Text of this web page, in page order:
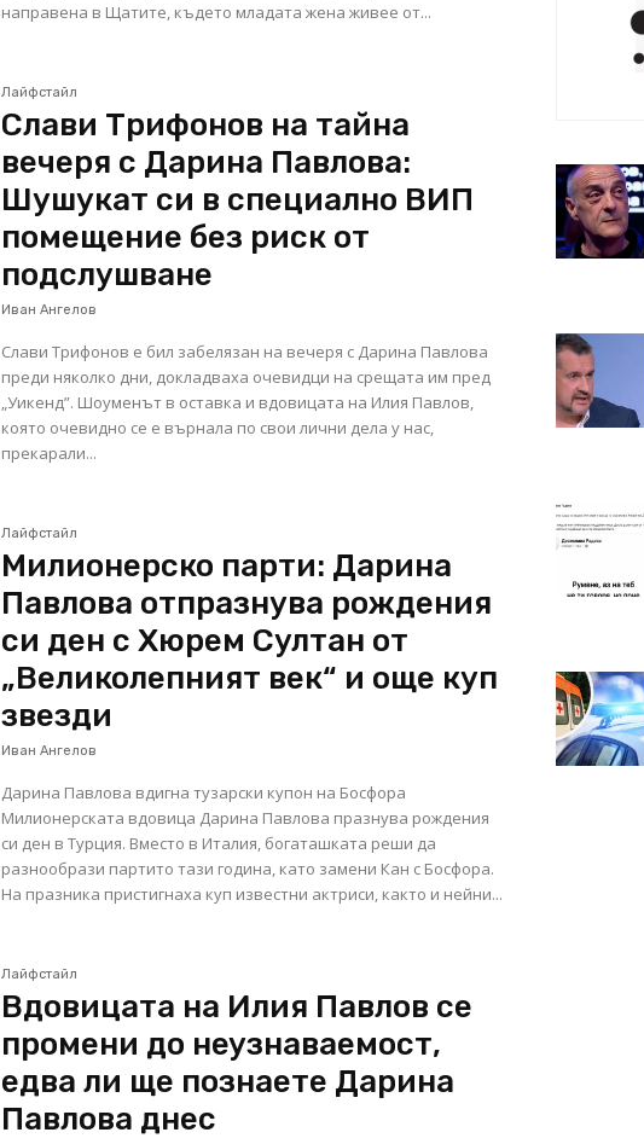
направена в Щатите, където младата жена живее от...
Лайфстайл
Слави Трифонов на тайна
вечеря с Дарина Павлова:
Шушукат си в специално ВИП
помещение без риск от
подслушване
Иван Ангелов
Слави Трифонов е бил забелязан на вечеря с Дарина Павлова
преди няколко дни, докладваха очевидци на срещата им пред
„Уикенд”. Шоуменът в оставка и вдовицата на Илия Павлов,
която очевидно се е върнала по свои лични дела у нас,
прекарали...
Лайфстайл
Милионерско парти: Дарина
Павлова отпразнува рождения
си ден с Хюрем Султан от
„Великолепният век“ и още куп
звезди
Иван Ангелов
Дарина Павлова вдигна тузарски купон на Босфора
Милионерската вдовица Дарина Павлова празнува рождения
си ден в Турция. Вместо в Италия, богаташката реши да
разнообрази партито тази година, като замени Кан с Босфора.
На празника пристигнаха куп известни актриси, както и нейни...
Лайфстайл
Вдовицата на Илия Павлов се
промени до неузнаваемост,
едва ли ще познаете Дарина
Павлова днес